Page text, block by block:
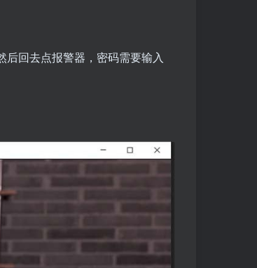
回去点报警器，密码需要输入